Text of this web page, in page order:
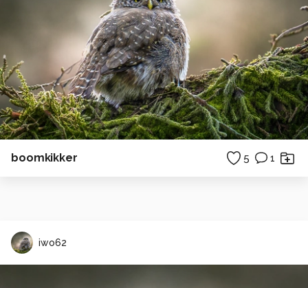
boomkikker 5 1
iwo62